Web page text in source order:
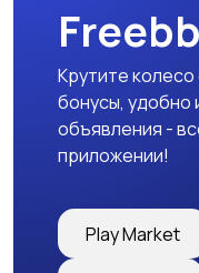
Крутите
бонусы,
объявления -
приложении!
Play Market